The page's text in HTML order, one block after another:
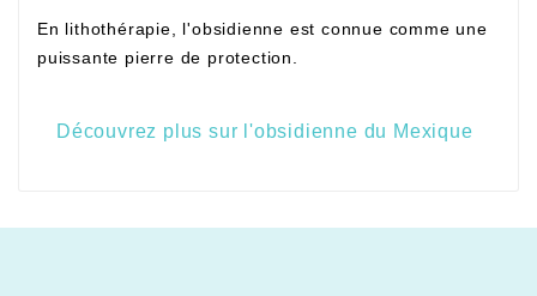
En lithothérapie, l'obsidienne est connue comme une
puissante pierre de protection.
Découvrez plus sur l'obsidienne du Mexique